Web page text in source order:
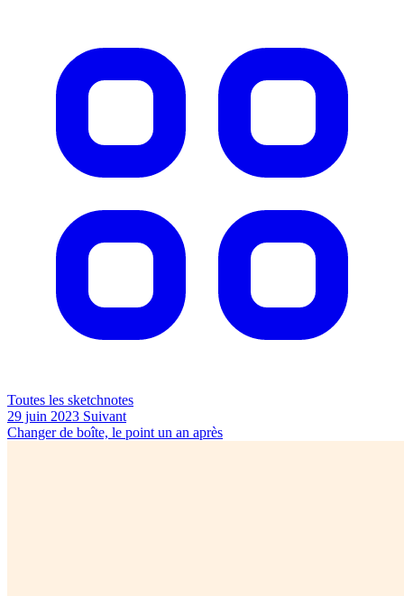
Toutes les sketchnotes
29 juin 2023 Suivant
Changer de boîte, le point un an après